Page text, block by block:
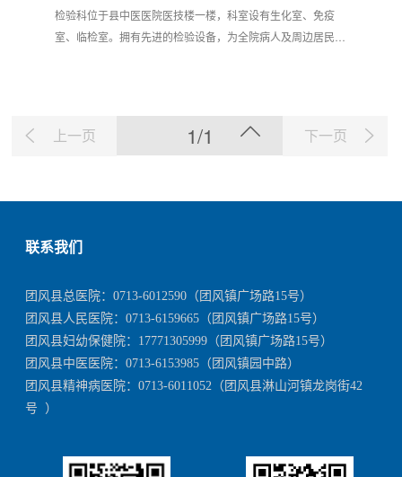
检验科位于县中医医院医技楼一楼，科室设有生化室、免疫
室、临检室。拥有先进的检验设备，为全院病人及周边居民提
上一页 1/1 下一页
联系我们
团风县总医院：0713-6012590 （团风镇广场路15号）
团风县人民医院：0713-6159665 （团风镇广场路15号）
团风县妇幼保健院： 17771305999 （团风镇广场路15号）
团风县中医医院：0713-6153985 （团风镇园中路）
团风县精神病医院：0713-6011052 （团风县淋山河镇龙岗街42
号 ）